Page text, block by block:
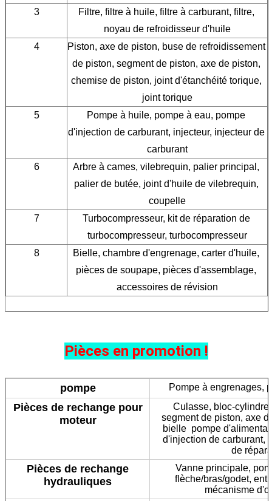
3
Filtre, filtre à huile, filtre à carburant, filtre,
noyau de refroidisseur d'huile
4
Piston, axe de piston, buse de refroidissement
de piston, segment de piston, axe de piston,
chemise de piston, joint d'étanchéité torique,
joint torique
5
Pompe à huile, pompe à eau, pompe
d'injection de carburant, injecteur, injecteur de
carburant
6
Arbre à cames, vilebrequin, palier principal,
palier de butée, joint d'huile de vilebrequin,
coupelle
7
Turbocompresseur, kit de réparation de
turbocompresseur, turbocompresseur
8
Bielle, chambre d'engrenage, carter d'huile,
pièces de soupape, pièces d'assemblage,
accessoires de révision
Pièces en promotion !
pompe Pompe à engrenages,
Pièces de rechange pour
moteur
Culasse, bloc-
segment de piston, axe
bielle pompe
d'injection de carburant,
de
Pièces de rechange
hydrauliques
Vanne principale,
flèche/bras/godet,
mécanisme